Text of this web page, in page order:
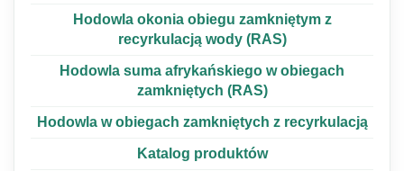
Hodowla okonia obiegu zamkniętym z
recyrkulacją wody (RAS)
Hodowla suma afrykańskiego w obiegach
zamkniętych (RAS)
Hodowla w obiegach zamkniętych z recyrkulacją
Katalog produktów